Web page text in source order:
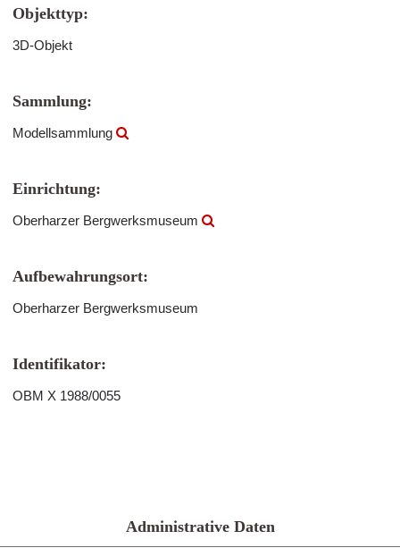
Objekttyp:
3D-Objekt
Sammlung:
Modellsammlung
Einrichtung:
Oberharzer Bergwerksmuseum
Aufbewahrungsort:
Oberharzer Bergwerksmuseum
Identifikator:
OBM X 1988/0055
Administrative Daten